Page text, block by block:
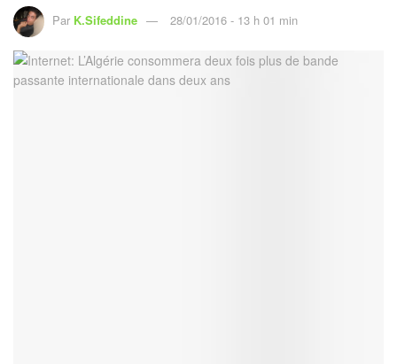
Par K.Sifeddine 28/01/2016 - 13 h 01 min